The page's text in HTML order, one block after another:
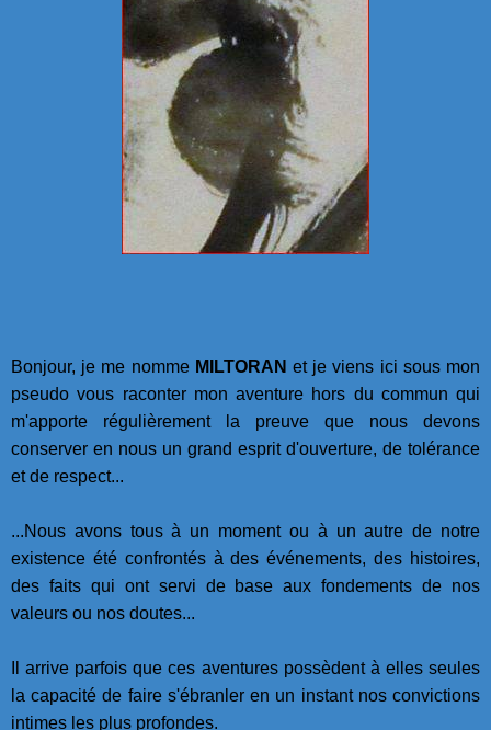
Bonjour, je me nomme MILTORAN et je viens ici sous mon
pseudo vous raconter mon aventure hors du commun qui
m'apporte régulièrement la preuve que nous devons
conserver en nous un grand esprit d'ouverture, de tolérance
et de respect...
...Nous avons tous à un moment ou à un autre de notre
existence été confrontés à des événements, des histoires,
des faits qui ont servi de base aux fondements de nos
valeurs ou nos doutes...
Il arrive parfois que ces aventures possèdent à elles seules
la capacité de faire s'ébranler en un instant nos convictions
intimes les plus profondes.